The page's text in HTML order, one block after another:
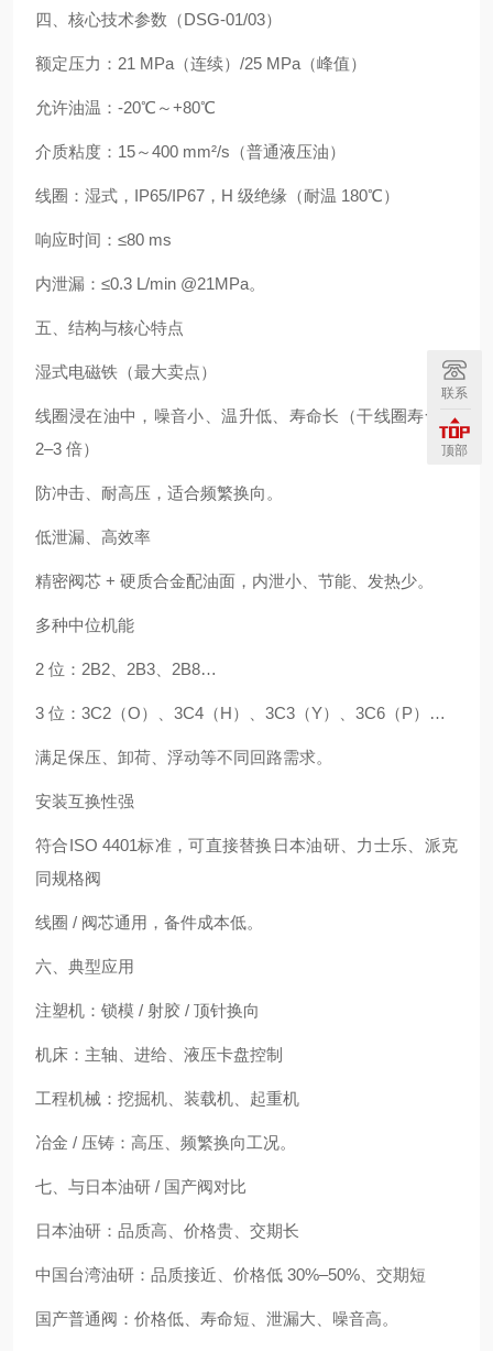
四、核心技术参数（DSG-01/03）
额定压力：21 MPa（连续）/25 MPa（峰值）
允许油温：-20℃～+80℃
介质粘度：15～400 mm²/s（普通液压油）
线圈：湿式，IP65/IP67，H 级绝缘（耐温 180℃）
响应时间：≤80 ms
内泄漏：≤0.3 L/min @21MPa。
五、结构与核心特点
湿式电磁铁（最大卖点）
线圈浸在油中，噪音小、温升低、寿命长（干线圈寿命的
2–3 倍）
防冲击、耐高压，适合频繁换向。
低泄漏、高效率
精密阀芯 + 硬质合金配油面，内泄小、节能、发热少。
多种中位机能
2 位：2B2、2B3、2B8…
3 位：3C2（O）、3C4（H）、3C3（Y）、3C6（P）…
满足保压、卸荷、浮动等不同回路需求。
安装互换性强
符合ISO 4401标准，可直接替换日本油研、力士乐、派克
同规格阀
线圈 / 阀芯通用，备件成本低。
六、典型应用
注塑机：锁模 / 射胶 / 顶针换向
机床：主轴、进给、液压卡盘控制
工程机械：挖掘机、装载机、起重机
冶金 / 压铸：高压、频繁换向工况。
七、与日本油研 / 国产阀对比
日本油研：品质高、价格贵、交期长
中国台湾油研：品质接近、价格低 30%–50%、交期短
国产普通阀：价格低、寿命短、泄漏大、噪音高。
联系
顶部